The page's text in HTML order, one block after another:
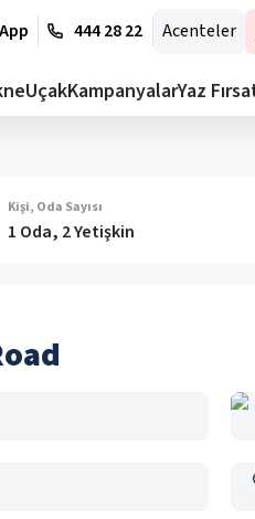
444 28 22 Acenteler
UçakKampanyalarYaz
Kişi, Oda Sayısı
1 Oda, 2 Yetişkin